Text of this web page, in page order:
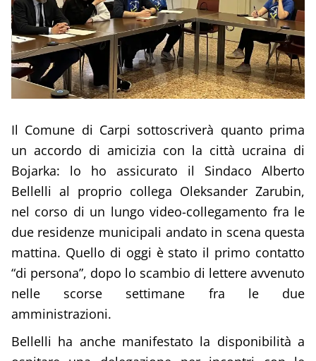
Il Comune di Carpi sottoscriverà quanto prima
un accordo di amicizia con la città ucraina di
Bojarka: lo ho assicurato il Sindaco Alberto
Bellelli al proprio collega Oleksander Zarubin,
nel corso di un lungo video-collegamento fra le
due residenze municipali andato in scena questa
mattina. Quello di oggi è stato il primo contatto
“di persona”, dopo lo scambio di lettere avvenuto
nelle scorse settimane fra le due
amministrazioni.
Bellelli ha anche manifestato la disponibilità a